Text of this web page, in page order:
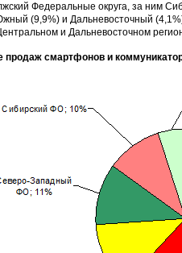
Федеральные округа, за ним
(9,9%) и Дальневосточный
и Дальневосточном
продаж смартфонов и